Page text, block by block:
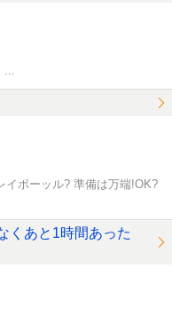
イボーッル? 準備は万端!OK?
くあと1時間あった